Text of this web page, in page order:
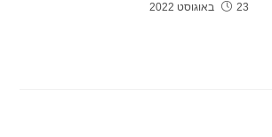
23 באוגוסט 2022